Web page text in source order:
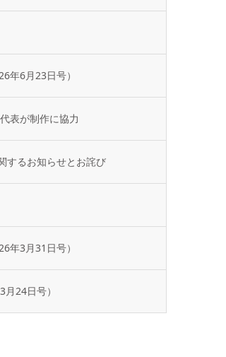
年6月23日号）
表が制作に協力
するお知らせとお詫び
年3月31日号）
24日号）